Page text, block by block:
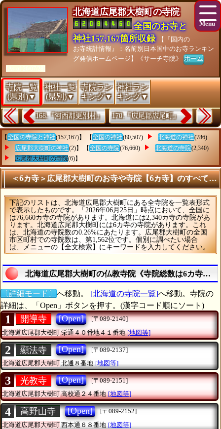
北海道広尾郡大樹町の寺院
全国のお寺と
神社157,167箇所収録
【『国内の
お寺統計情報』：名前別日本国中のお寺ランキン
グ発信ホームページ】《サーチ寺院》ホーム
[As of 26/07/28]
寺院一覧
(県別)▼
神社一覧
(県別)▼
寺院ラン
キング▼
神社ラン
キング▼
168.『河西郡更別村』 170.『広尾郡広尾町』
【 全国の寺院と神社(157,167)】 【 全国の神社(80,507) 北海道の神社(786)
広尾郡大樹町の神社(2)】 【 全国の寺院(76,660) 北海道の寺院(2,340)
広尾郡大樹町の寺院(6)】
＜6カ寺＞広尾郡大樹町のお寺や寺院【6カ寺】のすべてを
下記のリストは、北海道広尾郡大樹町にある全寺院を一覧表形式
で表示したものです。「2026年06月25日」時点において、全国に
は76,660カ寺の寺院があります。北海道には2,340カ寺の寺院があ
ります。北海道広尾郡大樹町には6カ寺の寺院があります。これ
は、北海道の寺院数の0.26%にあたります。広尾郡大樹町の全国
市区町村での寺院数は、第1,562位です。個別に調べたい場合
は、メニューの【全文検索】にキーワードを入力してください。
北海道広尾郡大樹町の仏教寺院《寺院総数は6カ寺》を
〔詳細モード〕 へ移動。 [北海道の寺院一覧]へ移動。寺院の
詳細は、「Open」ボタンを押す。(漢字コード順にソート)
1 開導寺 [Open]
[〒089-2140]
北海道広尾郡大樹町栄通４０番地４１番地 [地図等]
2 顯法寺 [Open]
[〒089-2137]
北海道広尾郡大樹町北通８番地 [地図等]
3 光教寺 [Open]
[〒089-2151]
北海道広尾郡大樹町高校通２４番地 [地図等]
4 高野山寺 [Open]
[〒089-2152]
北海道広尾郡大樹町 西本通６８番地 [地図等]